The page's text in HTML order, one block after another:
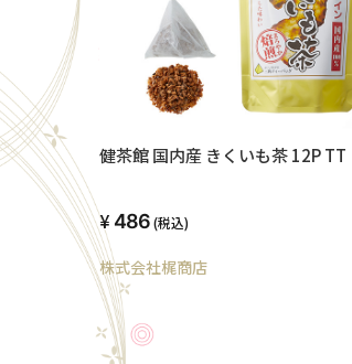
健茶館 国内産 きくいも茶 12P TT
486(税込)
株式会社梶商店